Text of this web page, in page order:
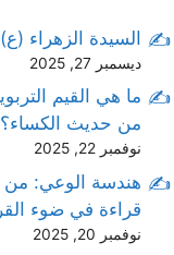
السيدة الزهراء
ديسمبر 27, 2025
ما هي القيم
من حديث الكساء؟
نوفمبر 22, 2025
هندسة الوعي: من
قراءة في ضوء
نوفمبر 20, 2025